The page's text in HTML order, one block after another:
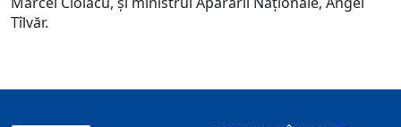
Tîlvăr.